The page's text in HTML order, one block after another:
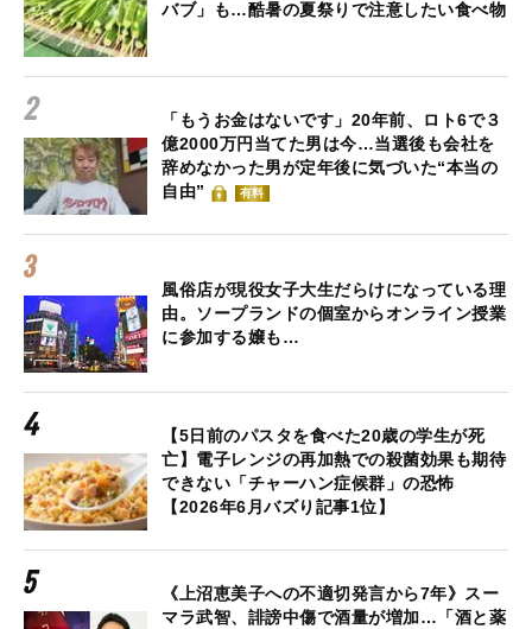
バブ」も…酷暑の夏祭りで注意したい食べ物
「もうお金はないです」20年前、ロト6で３
億2000万円当てた男は今…当選後も会社を
辞めなかった男が定年後に気づいた“本当の
自由”
有料
風俗店が現役女子大生だらけになっている理
由。ソープランドの個室からオンライン授業
に参加する嬢も…
【5日前のパスタを食べた20歳の学生が死
亡】電子レンジの再加熱での殺菌効果も期待
できない「チャーハン症候群」の恐怖
【2026年6月バズり記事1位】
《上沼恵美子への不適切発言から7年》スー
マラ武智、誹謗中傷で酒量が増加…「酒と薬